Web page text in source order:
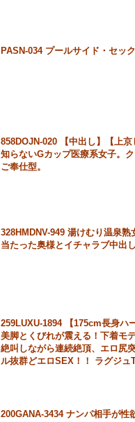
PASN-034 プールサイド・セッ
858DOJN-020 【中出し】【上
知らないGカップ医療系女子。
ご奉仕型。
328HMDNV-949 湯けむり温泉
当たった奥様とイチャラブ中出
259LUXU-1894 【175cm長身ハ
美脚とくびれが震える！下着モ
絶叫しながら連続絶頂、エロ尻
ル抜群どエロSEX！！ ラグジュ
200GANA-3434 ナンパ相手が性